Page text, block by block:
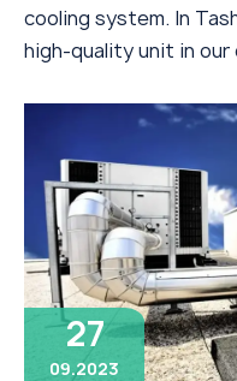
cooling system. In
high-quality unit in our
27
09.2023